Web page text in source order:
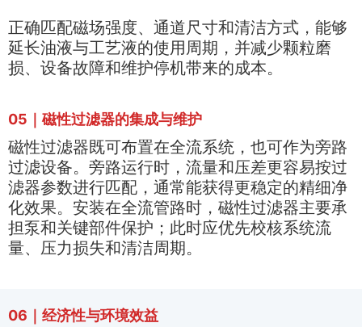
正确匹配磁场强度、通道尺寸和清洁方式，能够
延长油液与工艺液的使用周期，并减少颗粒磨
损、设备故障和维护停机带来的成本。
05｜磁性过滤器的集成与维护
磁性过滤器既可布置在全流系统，也可作为旁路
过滤设备。旁路运行时，流量和压差更容易按过
滤器参数进行匹配，通常能获得更稳定的精细净
化效果。安装在全流管路时，磁性过滤器主要承
担泵和关键部件保护；此时应优先校核系统流
量、压力损失和清洁周期。
06｜经济性与环境效益